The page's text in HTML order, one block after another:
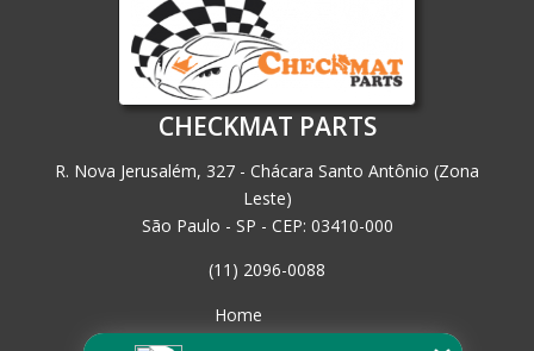
CHECKMAT PARTS
R. Nova Jerusalém, 327 - Chácara Santo Antônio (Zona
Leste)
São Paulo - SP - CEP: 03410-000
(11) 2096-0088
Home